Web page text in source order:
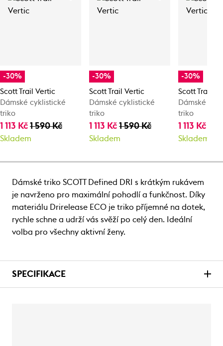
-30%
Scott Trail Vertic
Dámské cyklistické
triko
1 113 Kč 1 590 Kč
Skladem
-30%
Scott Trail Vertic
Dámské cyklistické
triko
1 113 Kč1 590 Kč
Skladem
-30%
Scott Trail
Dámské
triko
1 113 Kč
Skladem
Dámské triko SCOTT Defined DRI s krátkým rukávem
je navrženo pro maximální pohodlí a funkčnost. Díky
materiálu Drirelease ECO je triko příjemné na dotek,
rychle schne a udrží vás svěží po celý den. Ideální
volba pro všechny aktivní ženy.
SPECIFIKACE